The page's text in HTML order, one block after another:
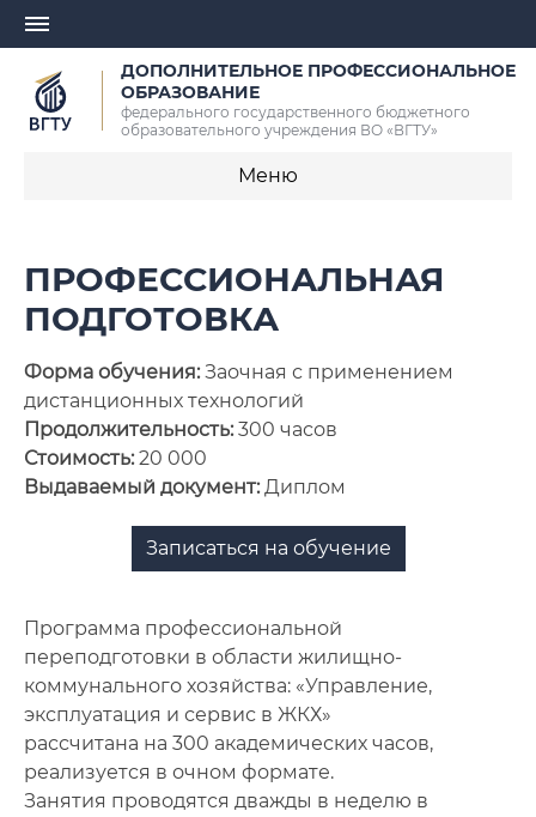
ДОПОЛНИТЕЛЬНОЕ ПРОФЕССИОНАЛЬНОЕ
ОБРАЗОВАНИЕ
федерального государственного бюджетного
образовательного учреждения ВО «ВГТУ»
Меню
Профессиональная переподготовка
Записаться на обучение
ПРОФЕССИОНАЛЬНАЯ
ПОДГОТОВКА
Форма обучения:Заочная с применением
дистанционных технологий
Продолжительность:300 часов
Стоимость:20 000
Выдаваемый документ:Диплом
Записаться на обучение
Программа профессиональной
переподготовки в области жилищно-
коммунального хозяйства: «Управление,
эксплуатация и сервис в ЖКХ»
рассчитана на 300 академических часов,
реализуется в очном формате.
Занятия проводятся дважды в неделю в